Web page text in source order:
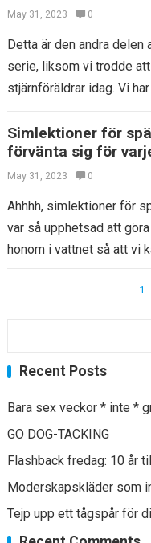
May 31, 2023 0
Detta är den andra delen
serie, liksom vi trodde
stjärnföräldrar idag. Vi
Simlektioner för
förvänta sig för
May 31, 2023 0
Ahhhh, simlektioner för
var så upphetsad att
honom i vattnet så att vi
1
Recent Posts
Bara sex veckor * inte *
GO DOG-TACKING
Flashback fredag: 10 år
Moderskapskläder som
Tejp upp ett tågspår för